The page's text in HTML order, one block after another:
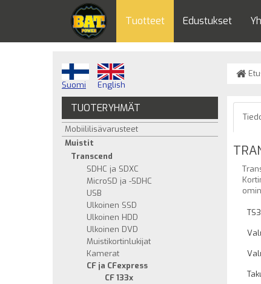
Tuotteet Edustukset
Suomi English
TUOTERYHMÄT
Mobiililisävarusteet
Muistit
Transcend
SDHC ja SDXC
MicroSD ja -SDHC
USB
Ulkoinen SSD
Ulkoinen HDD
Ulkoinen DVD
Muistikortinlukijat
Kamerat
CF ja CFexpress
CF 133x